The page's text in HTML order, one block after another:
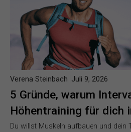
5 Gründe, warum
Höhentraining für dich
Verena Steinbach Juli 9, 2026
Du willst Muskeln aufbauen und dein